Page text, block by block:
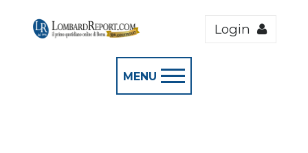
Login
MENU